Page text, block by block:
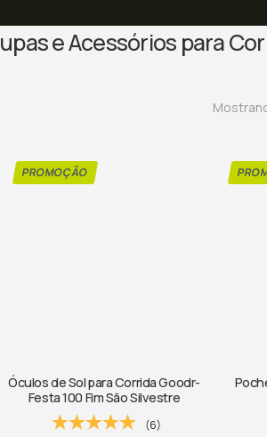
e Acessórios para
Óculos de Sol para Corrida Goodr-
Festa 100 Fim São Silvestre
(6)